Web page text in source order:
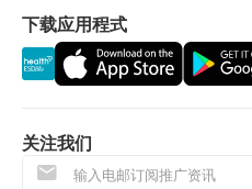
十二导联心电图
乳酸脱氢酶
α-羟丁酸脱氢酶
心血管疾病危险因子 重点项
预留E-mail，深圳柏
报告完成后发送至客
预留邮寄地址，深
区）。
体检报告完成后可预约
下载应用程式
关注我们